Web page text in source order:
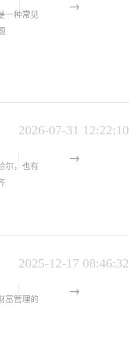
一种常见
2026-07-31 12:22:10
尔，也有
2025-12-17 08:46:32
富管理的